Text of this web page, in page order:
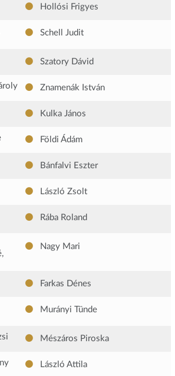
Hollósi Frigyes
Schell Judit
Szatory Dávid
Znamenák István
Kulka János
Földi Ádám
Bánfalvi Eszter
László Zsolt
Rába Roland
Nagy Mari
Farkas Dénes
Murányi Tünde
Mészáros Piroska
László Attila